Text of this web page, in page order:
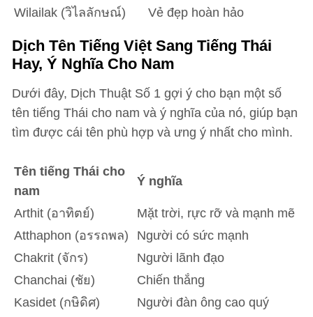
Wilailak (วิไลลักษณ์) Vẻ đẹp hoàn hảo
Dịch Tên Tiếng Việt Sang Tiếng Thái
Hay, Ý Nghĩa Cho Nam
Dưới đây, Dịch Thuật Số 1 gợi ý cho bạn một số
tên tiếng Thái cho nam và ý nghĩa của nó, giúp bạn
tìm được cái tên phù hợp và ưng ý nhất cho mình.
Tên tiếng Thái cho
nam
Ý nghĩa
Arthit (อาทิตย์)
Mặt trời, rực rỡ và mạnh mẽ
Atthaphon (อรรถพล)
Người có sức mạnh
Chakrit (จักร)
Người lãnh đạo
Chanchai (ชัย)
Chiến thắng
Kasidet (กษิดิศ)
Người đàn ông cao quý